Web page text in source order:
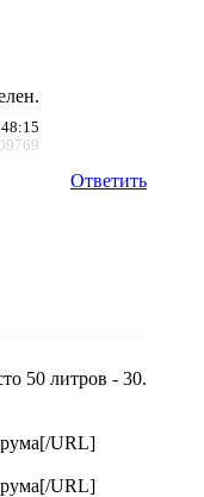
Ответить
50 литров - 30.
[/URL]
[/URL]